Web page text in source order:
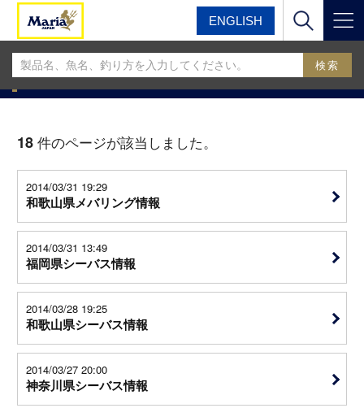
ENGLISH
マリア マリア釣果情報BLOG
マリア釣果情報BLOG
18 件のページが該当しました。
2014/03/31 19:29
和歌山県メバリング情報
2014/03/31 13:49
福岡県シーバス情報
2014/03/28 19:25
和歌山県シーバス情報
2014/03/27 20:00
神奈川県シーバス情報